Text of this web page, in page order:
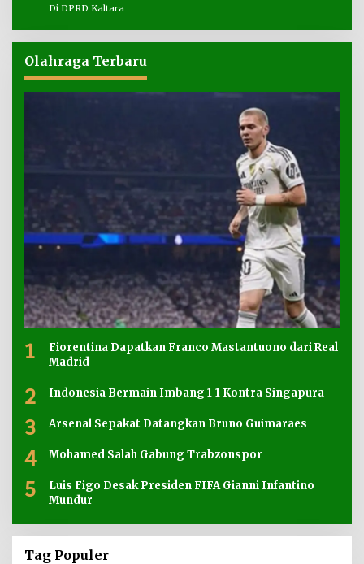
Di DPRD Kaltara
Olahraga Terbaru
1
Fiorentina Dapatkan Franco Mastantuono dari Real
Madrid
2 Indonesia Bermain Imbang 1-1 Kontra Singapura
3 Arsenal Sepakat Datangkan Bruno Guimaraes
4 Mohamed Salah Gabung Trabzonspor
5
Luis Figo Desak Presiden FIFA Gianni Infantino
Mundur
Tag Populer